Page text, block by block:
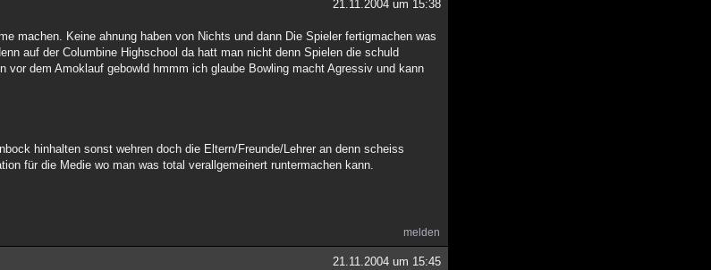
21.11.2004 um 15:38
machen. Keine ahnung haben von Nichts und dann Die Spieler fertigmachen was
auf der Columbine Highschool da hatt man nicht denn Spielen die schuld
dem Amoklauf gebowld hmmm ich glaube Bowling macht Agressiv und kann
hinhalten sonst wehren doch die Eltern/Freunde/Lehrer an denn scheiss
für die Medie wo man was total verallgemeinert runtermachen kann.
melden
21.11.2004 um 15:45